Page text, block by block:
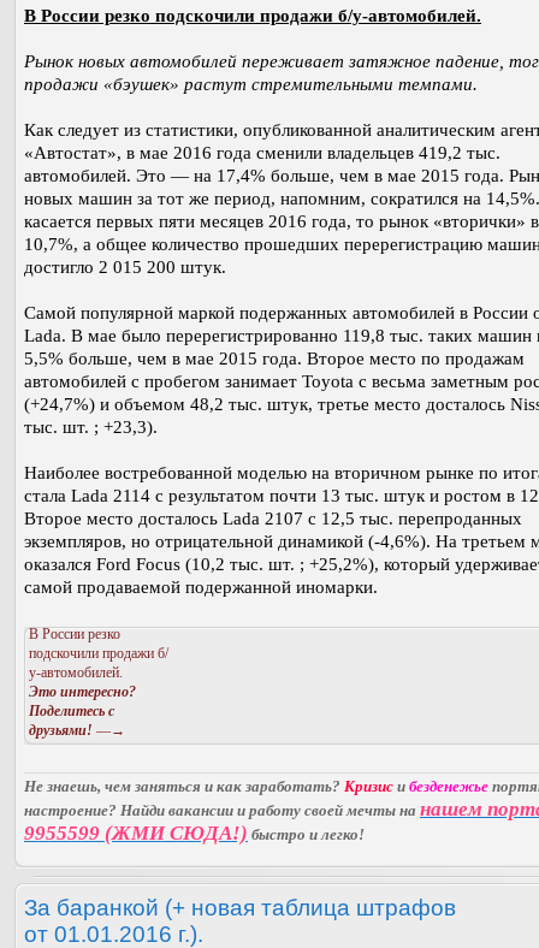
В России резко подскочили продажи б/у-автомобилей.
Рынок новых автомобилей переживает затяжное падение,
продажи «бэушек» растут стремительными темпами.
Как следует из статистики, опубликованной аналитическим
«Автостат», в мае 2016 года сменили владельцев 419,2 тыс.
автомобилей. Это — на 17,4% больше, чем в мае 2015 года.
новых машин за тот же период, напомним, сократился на
касается первых пяти месяцев 2016 года, то рынок «вторички»
10,7%, а общее количество прошедших перерегистрацию
достигло 2 015 200 штук.
Самой популярной маркой подержанных автомобилей в России
Lada. В мае было перерегистрированно 119,8 тыс. таких машин
5,5% больше, чем в мае 2015 года. Второе место по продажам
автомобилей с пробегом занимает Toyota с весьма заметным
(+24,7%) и объемом 48,2 тыс. штук, третье место досталось
тыс. шт. ; +23,3).
Наиболее востребованной моделью на вторичном рынке по
стала Lada 2114 с результатом почти 13 тыс. штук и ростом в
Второе место досталось Lada 2107 с 12,5 тыс. перепроданных
экземпляров, но отрицательной динамикой (-4,6%). На третьем
оказался Ford Focus (10,2 тыс. шт. ; +25,2%), который
самой продаваемой подержанной иномарки.
В России резко
подскочили продажи б/
у-автомобилей.
Это интересно?
Поделитесь с
друзьями! —→
Не знаешь, чем заняться и как заработать? Кризис и безденежье
настроение? Найди вакансии и работу своей мечты на нашем
9955599 (ЖМИ СЮДА!) быстро и легко!
За баранкой (+ новая таблица штрафов
от 01.01.2016 г.).